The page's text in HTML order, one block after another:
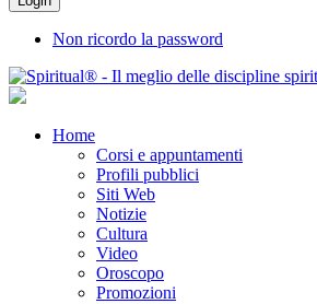
Non ricordo la password
Home
Corsi e appuntamenti
Profili pubblici
Siti Web
Notizie
Cultura
Video
Oroscopo
Promozioni